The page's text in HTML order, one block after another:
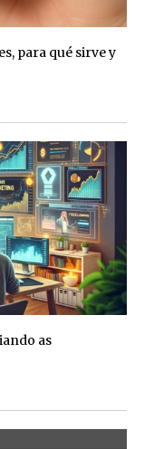
para qué sirve y
as